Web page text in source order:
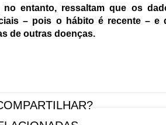
no entanto, ressaltam que os
– pois o hábito é recente – e
de outras doenças.